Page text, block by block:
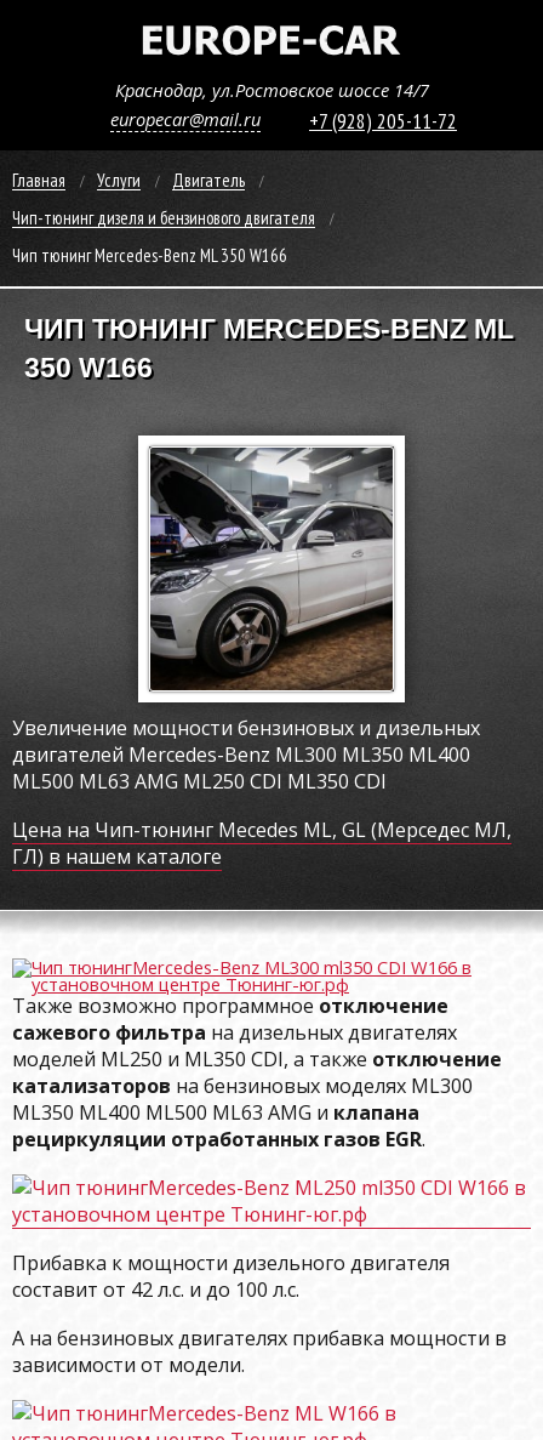
Краснодар, ул.Ростовское шоссе 14/7
europecar@mail.ru
+7 (928) 205-11-72
Главная Услуги
Двигатель
Чип-тюнинг дизеля и бензинового двигателя
Чип тюнинг Mercedes-Benz ML 350 W166
ЧИП ТЮНИНГ MERCEDES-BENZ ML
350 W166
Увеличение мощности бензиновых и дизельных
двигателей Mercedes-Benz ML300 ML350 ML400
ML500 ML63 AMG ML250 CDI ML350 CDI
Цена на Чип-тюнинг Mecedes ML, GL (Мерседес МЛ,
ГЛ) в нашем каталоге
Также возможно программное отключение
сажевого фильтра на дизельных двигателях
моделей ML250 и ML350 CDI, а также отключение
катализаторов на бензиновых моделях ML300
ML350 ML400 ML500 ML63 AMG и клапана
рециркуляции отработанных газов EGR.
Прибавка к мощности дизельного двигателя
составит от 42 л.с. и до 100 л.с.
А на бензиновых двигателях прибавка мощности в
зависимости от модели.